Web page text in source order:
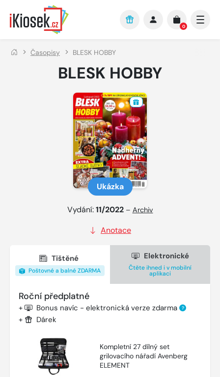
Přejít na hlavní obsah
0
Časopisy BLESK HOBBY
BLESK HOBBY
Ukázka
Vydání:11/2022 – Archiv
Anotace
Tištěné
Poštovné a balné ZDARMA
Elektronické
Čtěte ihned i v mobilní
aplikaci
Roční předplatné
+ Bonus navíc - elektronická verze zdarma ?
+ Dárek
Kompletní 27 dílný set
grilovacího nářadí Avenberg
ELEMENT